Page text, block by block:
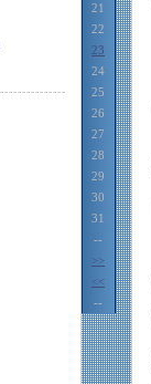
21
22
23
24
25
26
27
28
29
30
31
--
>>
<<
--